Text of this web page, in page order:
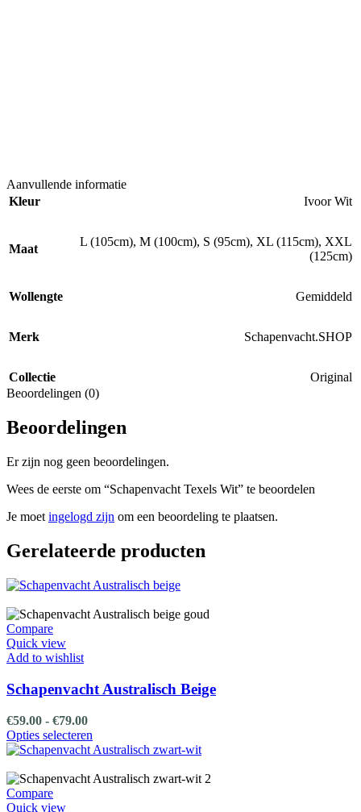
Aanvullende informatie
Kleur
Ivoor Wit
Maat
L (105cm), M (100cm), S (95cm), XL (115cm), XXL
(125cm)
Wollengte Gemiddeld
Merk Schapenvacht.SHOP
Collectie
Original
Beoordelingen (0)
Beoordelingen
Er zijn nog geen beoordelingen.
Wees de eerste om “Schapenvacht Texels Wit” te beoordelen
Je moet ingelogd zijn om een beoordeling te plaatsen.
Gerelateerde producten
Compare
Quick view
Add to wishlist
Schapenvacht Australisch Beige
€59.00 - €79.00Prijsklasse:
€59.00
tot
Opties selecteren
product
meerdere
Compare
Quick view